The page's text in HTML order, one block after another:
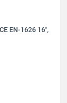
EN-1626 16'',